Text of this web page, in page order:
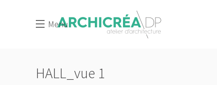
Menu
HALL_vue 1